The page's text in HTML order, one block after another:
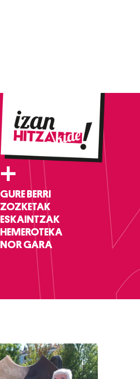
+
GURE BERRI
ZOZKETAK
ESKAINTZAK
HEMEROTEKA
NOR GARA